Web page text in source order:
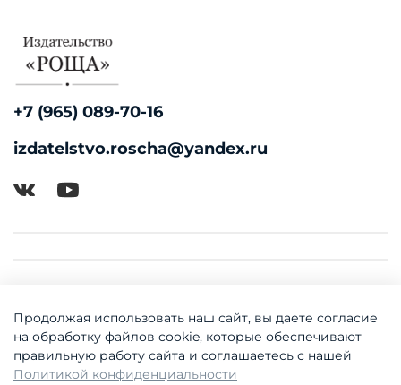
+7 (965) 089-70-16
izdatelstvo.roscha@yandex.ru
Продолжая использовать наш сайт, вы даете согласие
на обработку файлов cookie, которые обеспечивают
правильную работу сайта и соглашаетесь с нашей
Политикой конфиденциальности